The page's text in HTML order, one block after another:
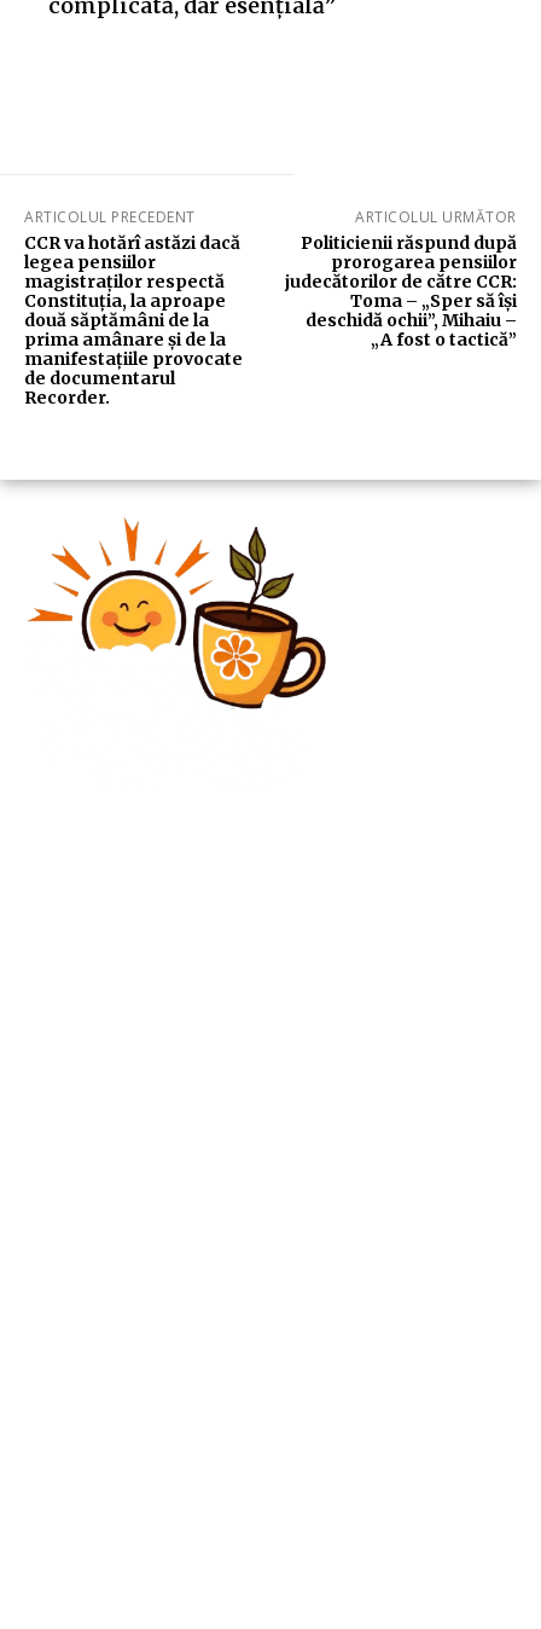
ARTICOLUL PRECEDENT
CCR va hotărî astăzi dacă
legea pensiilor
magistraților respectă
Constituția, la aproape
două săptămâni de la
prima amânare și de la
manifestațiile provocate
de documentarul
Recorder.
ARTICOLUL URMĂTOR
Politicienii răspund după
prorogarea pensiilor
judecătorilor de către CCR:
Toma – „Sper să își
deschidă ochii”, Mihaiu –
„A fost o tactică”